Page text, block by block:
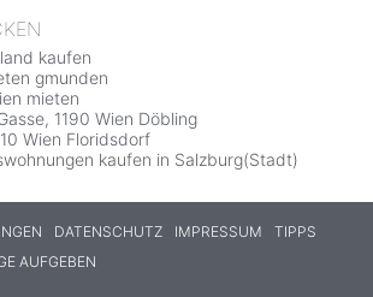
kaufen
gmunden
mieten
1190 Wien Döbling
Wien Floridsdorf
kaufen in Salzburg(Stadt)
DATENSCHUTZ IMPRESSUM
TIPPS
AUFGEBEN